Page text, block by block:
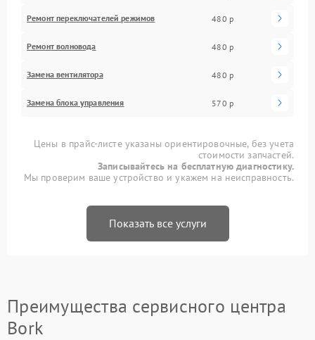
Ремонт переключателей режимов 480 р
Ремонт волновода 480 р
Замена вентилятора 480 р
Замена блока управления 570 р
Цены в прайс-листе указаны ориентировочные, без учета
стоимости запчастей.
Записывайтесь на бесплатную диагностику.
Мы проверим ваше устройство и укажем на неисправность.
Показать все услуги
Преимущества сервисного центра
Bork